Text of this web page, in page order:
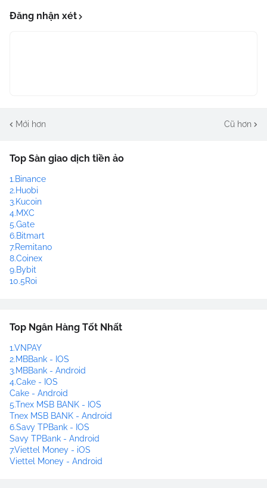
Đăng nhận xét
Mới hơn Cũ hơn
Top Sàn giao dịch tiền ảo
1.Binance
2.Huobi
3.Kucoin
4.MXC
5.Gate
6.Bitmart
7.Remitano
8.Coinex
9.Bybit
10.5Roi
Top Ngân Hàng Tốt Nhất
1.VNPAY
2.MBBank - IOS
3.MBBank - Android
4.Cake - IOS
Cake - Android
5.Tnex MSB BANK - IOS
Tnex MSB BANK - Android
6.Savy TPBank - IOS
Savy TPBank - Android
7.Viettel Money - iOS
Viettel Money - Android